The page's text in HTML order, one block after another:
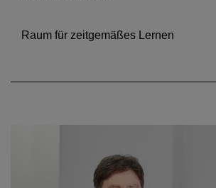
Raum für zeitgemäßes Lernen